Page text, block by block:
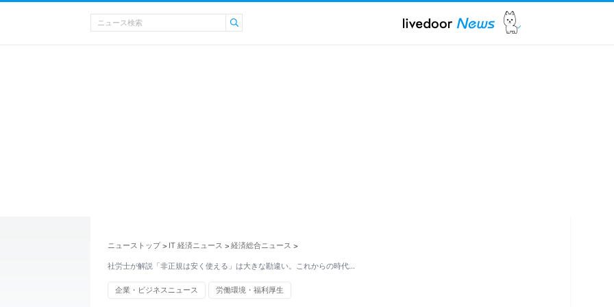
ニューストップ > IT 経済ニュース > 経済総合ニュース >
社労士が解説「非正規は安く使える」は大きな勘違い。これからの時代…
企業・ビジネスニュース 労働環境・福利厚生